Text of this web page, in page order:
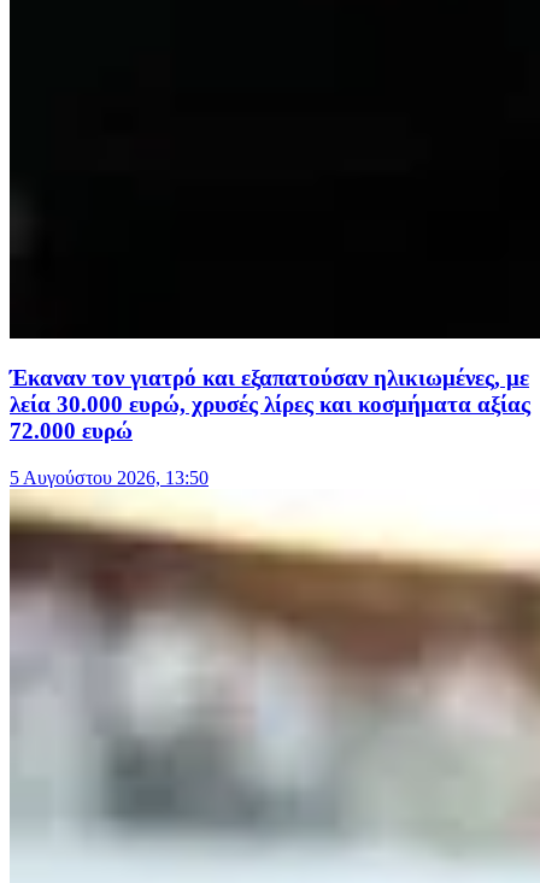
Έκαναν τον γιατρό και εξαπατούσαν ηλικιωμένες, με
λεία 30.000 ευρώ, χρυσές λίρες και κοσμήματα αξίας
72.000 ευρώ
5 Αυγούστου 2026, 13:50